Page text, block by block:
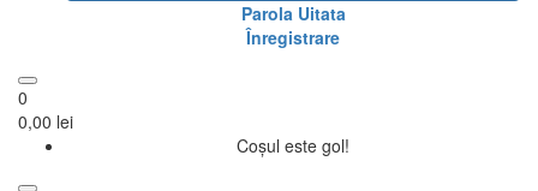
Parola Uitata
Înregistrare
0
0,00 lei
Coșul este gol!